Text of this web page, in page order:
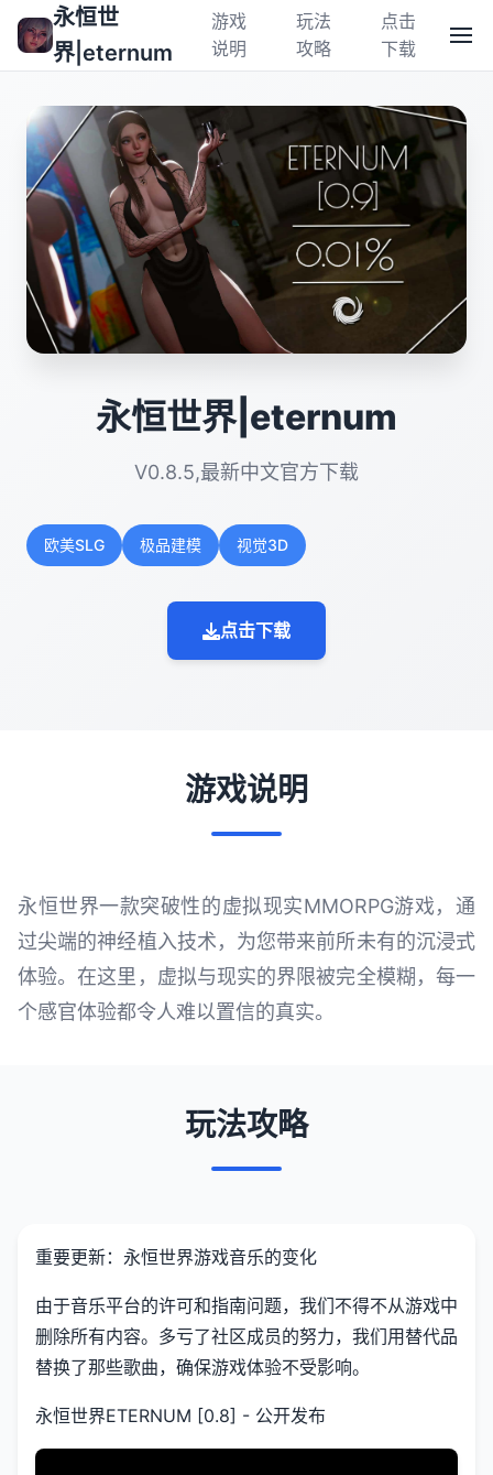
永恒世
界|eternum
游戏
说明
玩法
攻略
点击
下载
永恒世界|eternum
V0.8.5,最新中文官方下载
欧美SLG 极品建模 视觉3D
点击下载
游戏说明
永恒世界一款突破性的虚拟现实MMORPG游戏，通
过尖端的神经植入技术，为您带来前所未有的沉浸式
体验。在这里，虚拟与现实的界限被完全模糊，每一
个感官体验都令人难以置信的真实。
玩法攻略
重要更新：永恒世界游戏音乐的变化
由于音乐平台的许可和指南问题，我们不得不从游戏中
删除所有内容。多亏了社区成员的努力，我们用替代品
替换了那些歌曲，确保游戏体验不受影响。
永恒世界ETERNUM [0.8] - 公开发布